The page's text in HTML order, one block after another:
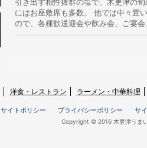
にはお座敷席も多数。 他では中々置
ので、各種歓送迎会や飲み会、ご宴
洋食・レストラン ラーメン・中華料理
サイトポリシー プライバシーポリシー サ
Copyright © 2016 木更津うま